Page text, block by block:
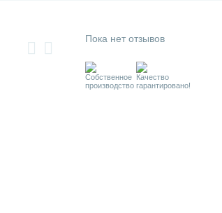
Пока нет отзывов